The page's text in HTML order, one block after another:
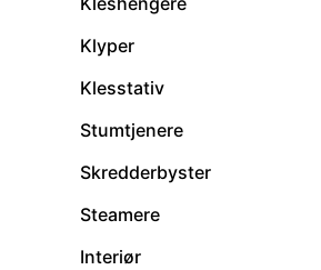
Klyper
Klesstativ
Stumtjenere
Skredderbyster
Steamere
Interiør